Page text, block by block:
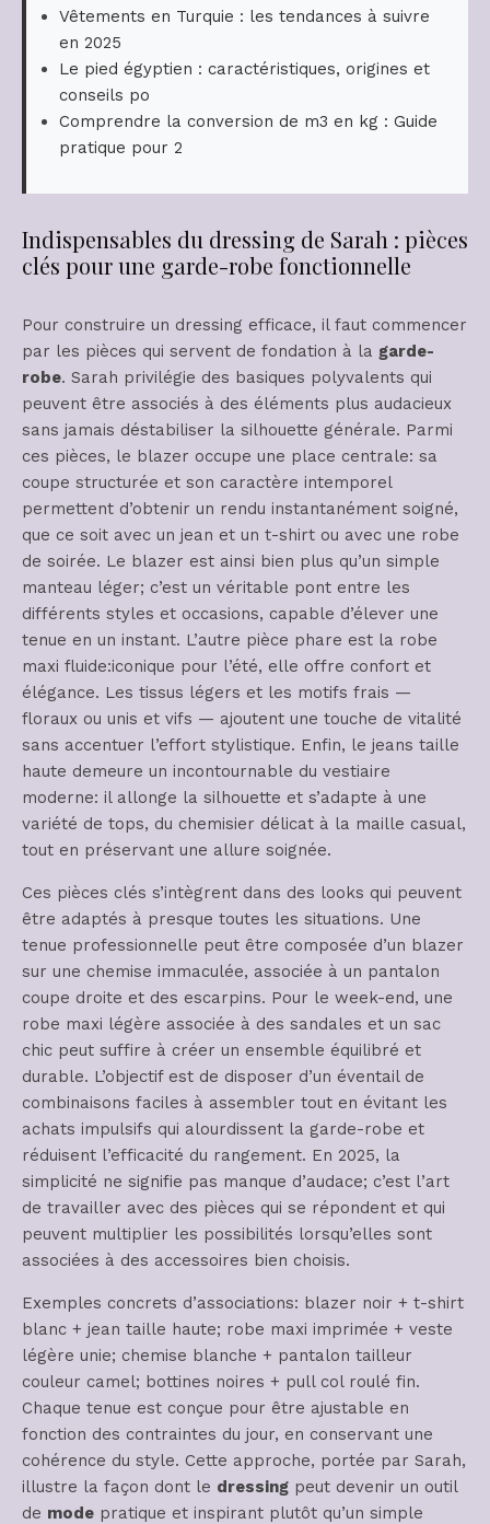
Vêtements en Turquie : les tendances à suivre
en 2025
Le pied égyptien : caractéristiques, origines et
conseils po
Comprendre la conversion de m3 en kg : Guide
pratique pour 2
Indispensables du dressing de Sarah : pièces
clés pour une garde-robe fonctionnelle
Pour construire un dressing efficace, il faut commencer
par les pièces qui servent de fondation à la garde-
robe. Sarah privilégie des basiques polyvalents qui
peuvent être associés à des éléments plus audacieux
sans jamais déstabiliser la silhouette générale. Parmi
ces pièces, le blazer occupe une place centrale: sa
coupe structurée et son caractère intemporel
permettent d’obtenir un rendu instantanément soigné,
que ce soit avec un jean et un t-shirt ou avec une robe
de soirée. Le blazer est ainsi bien plus qu’un simple
manteau léger; c’est un véritable pont entre les
différents styles et occasions, capable d’élever une
tenue en un instant. L’autre pièce phare est la robe
maxi fluide:iconique pour l’été, elle offre confort et
élégance. Les tissus légers et les motifs frais —
floraux ou unis et vifs — ajoutent une touche de vitalité
sans accentuer l’effort stylistique. Enfin, le jeans taille
haute demeure un incontournable du vestiaire
moderne: il allonge la silhouette et s’adapte à une
variété de tops, du chemisier délicat à la maille casual,
tout en préservant une allure soignée.
Ces pièces clés s’intègrent dans des looks qui peuvent
être adaptés à presque toutes les situations. Une
tenue professionnelle peut être composée d’un blazer
sur une chemise immaculée, associée à un pantalon
coupe droite et des escarpins. Pour le week-end, une
robe maxi légère associée à des sandales et un sac
chic peut suffire à créer un ensemble équilibré et
durable. L’objectif est de disposer d’un éventail de
combinaisons faciles à assembler tout en évitant les
achats impulsifs qui alourdissent la garde-robe et
réduisent l’efficacité du rangement. En 2025, la
simplicité ne signifie pas manque d’audace; c’est l’art
de travailler avec des pièces qui se répondent et qui
peuvent multiplier les possibilités lorsqu’elles sont
associées à des accessoires bien choisis.
Exemples concrets d’associations: blazer noir + t-shirt
blanc + jean taille haute; robe maxi imprimée + veste
légère unie; chemise blanche + pantalon tailleur
couleur camel; bottines noires + pull col roulé fin.
Chaque tenue est conçue pour être ajustable en
fonction des contraintes du jour, en conservant une
cohérence du style. Cette approche, portée par Sarah,
illustre la façon dont le dressing peut devenir un outil
de mode pratique et inspirant plutôt qu’un simple